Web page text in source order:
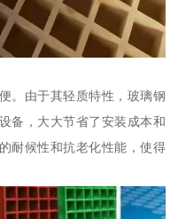
。由于其轻质特性，玻璃钢
备，大大节省了安装成本和
耐候性和抗老化性能，使得